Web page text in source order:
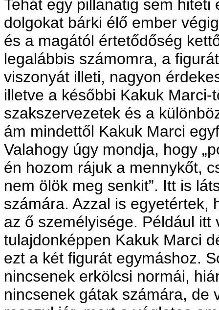
Tehát egy pillanatig sem
dolgokat bárki élő ember
és a magától értetődőség
legalábbis számomra, a
viszonyát illeti, nagyon
illetve a későbbi Kakuk
szakszervezetek és a
ám mindettől Kakuk Marci
Valahogy úgy mondja, hogy
én hozom rájuk a mennykőt,
nem ölök meg senkit”. Itt is
számára. Azzal is egyetértek,
az ő személyisége. Például itt
tulajdonképpen Kakuk Marci
ezt a két figurát egymáshoz.
nincsenek erkölcsi normái,
nincsenek gátak számára, de